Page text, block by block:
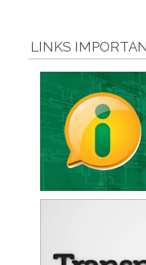
LINKS